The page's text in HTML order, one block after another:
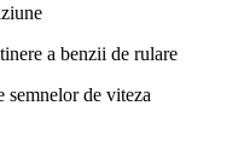
a benzii de rulare
semnelor de viteza